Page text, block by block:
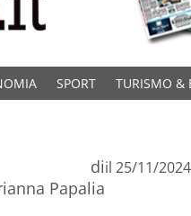
SPORT TURISMO &
di
Papalia
il 25/11/2024